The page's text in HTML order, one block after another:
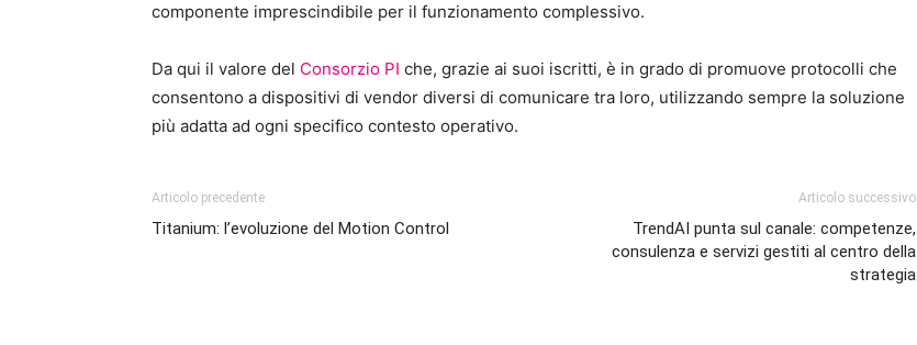
componente imprescindibile per il funzionamento complessivo.
Da qui il valore del Consorzio PI che, grazie ai suoi iscritti, è in grado di promuove protocolli che
consentono a dispositivi di vendor diversi di comunicare tra loro, utilizzando sempre la soluzione
più adatta ad ogni specifico contesto operativo.
Articolo precedente
Titanium: l’evoluzione del Motion Control
Articolo successivo
TrendAI punta sul canale: competenze,
consulenza e servizi gestiti al centro della
strategia